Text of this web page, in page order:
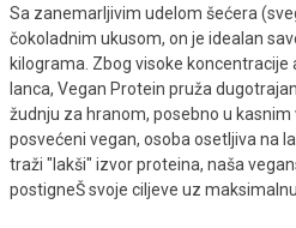
Sa zanemarljivim udelom šećera
čokoladnim ukusom, on je idealan
kilograma. Zbog visoke
lanca, Vegan Protein pruža
žudnju za hranom, posebno u
posvećeni vegan, osoba osetljiva na
traži "lakši" izvor proteina, naša
postigneŠ svoje ciljeve uz